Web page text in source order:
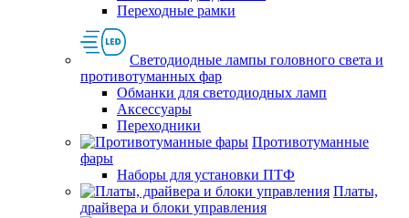
Переходные рамки
Светодиодные лампы головного света и
противотуманных фар
Обманки для светодиодных ламп
Аксессуары
Переходники
Противотуманные
фары
Наборы для установки ПТФ
Платы,
драйвера и блоки управления